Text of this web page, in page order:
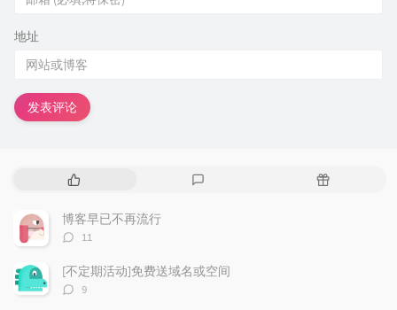
地址
发表评论
热
文
章
随
博客早已不再流行
评
数：
11
[不定期活动]免费送域名或空间
评
9